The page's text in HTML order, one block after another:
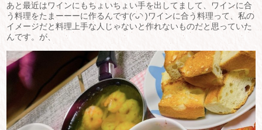
あと最近はワインにもちょいちょい手を出してまして、ワインに合
う料理をたまーーーに作るんです(◜ᴗ◝ )ワインに合う料理って、私の
イメージだと料理上手な人じゃないと作れないものだと思っていた
んです。が、